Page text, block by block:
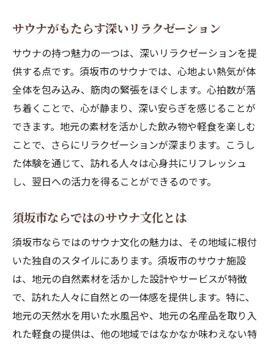
素材とサウナの調和が生む新しい体験
地元の食材を楽しむサウナの楽しみ方
心と体に優しい素材選び
心と体を整える須坂市のサウナの秘密
リフレッシュ効果の高いサウナの特徴
須坂市のサウナの独自性とは
健康を支えるサウナの仕組み
サウナで実感する心身の調和
サウナを通じた新たなリラクゼーションの
須坂市のサウナで体験する自然と一体化したリ
ラクゼーション
自然との一体感を味わうサウナの魅力
サウナを通じて感じる自然の息吹
須坂市の自然環境とサウナの相乗効果
サウナがもたらす深いリラクゼーション
サウナの持つ魅力の一つは、深いリラクゼーションを提
供する点です。須坂市のサウナでは、心地よい熱気が体
全体を包み込み、筋肉の緊張をほぐします。心拍数が落
ち着くことで、心が静まり、深い安らぎを感じることが
できます。地元の素材を活かした飲み物や軽食を楽しむ
ことで、さらにリラクゼーションが深まります。こうし
た体験を通じて、訪れる人々は心身共にリフレッシュ
し、翌日への活力を得ることができるのです。
須坂市ならではのサウナ文化とは
須坂市ならではのサウナ文化の魅力は、その地域に根付
いた独自のスタイルにあります。須坂市のサウナ施設
は、地元の自然素材を活かした設計やサービスが特徴
で、訪れた人々に自然との一体感を提供します。特に、
地元の天然水を用いた水風呂や、地元の名産品を取り入
れた軽食の提供は、他の地域ではなかなか味わえない特